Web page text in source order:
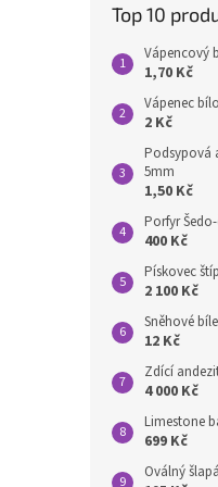
Top 10
Vápencový
1,70 Kč
Vápenec
2 Kč
Podsypová
5mm
1,50 Kč
Porfyr
400 Kč
Pískovec
2 100 Kč
Sněhové bíle
12 Kč
Zdící
4 000 Kč
Limestone
699 Kč
Oválný